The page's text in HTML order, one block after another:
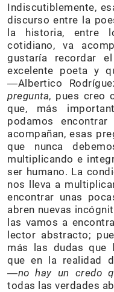
Indiscutiblemente,
discurso entre la
la historia, entre
cotidiano, va
gustaría recordar
excelente poeta y
―Albertico
pregunta, pues creo
que, más
podamos
acompañan, esas
que nunca
multiplicando e
ser humano. La
nos lleva a
encontrar unas
abren nuevas
las vamos a
lector abstracto;
más las dudas que
que en la realidad
―no hay un credo
todas las verdades